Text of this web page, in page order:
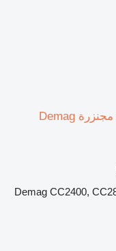
أداة الاستشعار (مجس) Demag لـ رافعة مجنزرة Demag
Demag CC2400,